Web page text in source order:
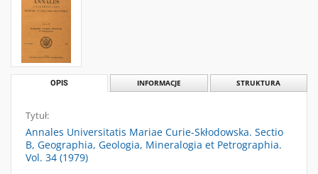
OPIS INFORMACJE STRUKTURA
Tytuł:
Annales Universitatis Mariae Curie-Skłodowska. Sectio
B, Geographia, Geologia, Mineralogia et Petrographia.
Vol. 34 (1979)